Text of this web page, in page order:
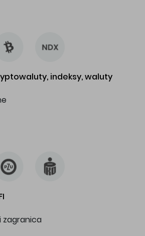
indeksy, waluty
zagranica